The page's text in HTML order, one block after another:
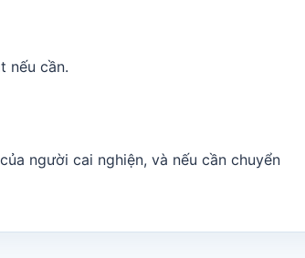
nếu cần.
người cai nghiện, và nếu cần chuyển